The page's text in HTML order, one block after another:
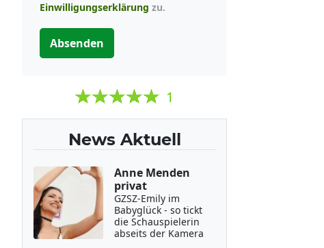
Einwilligungserklärung zu.
Absenden
1
News Aktuell
Anne Menden
privat
GZSZ-Emily im
Babyglück - so tickt
die Schauspielerin
abseits der Kamera